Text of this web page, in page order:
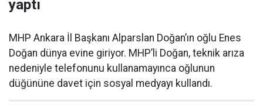
yaptı
MHP Ankara İl Başkanı Alparslan Doğan’ın oğlu Enes
Doğan dünya evine giriyor. MHP’li Doğan, teknik arıza
nedeniyle telefonunu kullanamayınca oğlunun
düğününe davet için sosyal medyayı kullandı.